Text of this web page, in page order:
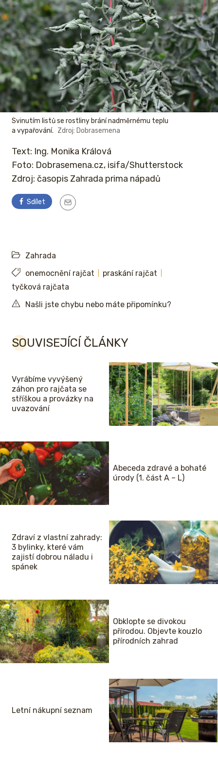
Svinutím listů se rostliny brání nadměrnému teplu
a vypařování. Zdroj: Dobrasemena
Text: Ing. Monika Králová
Foto: Dobrasemena.cz, isifa/Shutterstock
Zdroj: časopis Zahrada prima nápadů
Sdílet
Zahrada
onemocnění rajčat
praskání rajčat
tyčková rajčata
Našli jste chybu nebo máte připomínku?
SOUVISEJÍCÍ ČLÁNKY
Vyrábíme vyvýšený
záhon pro rajčata se
stříškou a provázky na
uvazování
Abeceda zdravé a bohaté
úrody (1. část A – L)
Zdraví z vlastní zahrady:
3 bylinky, které vám
zajistí dobrou náladu i
spánek
Obklopte se divokou
přírodou. Objevte kouzlo
přírodních zahrad
Letní nákupní seznam